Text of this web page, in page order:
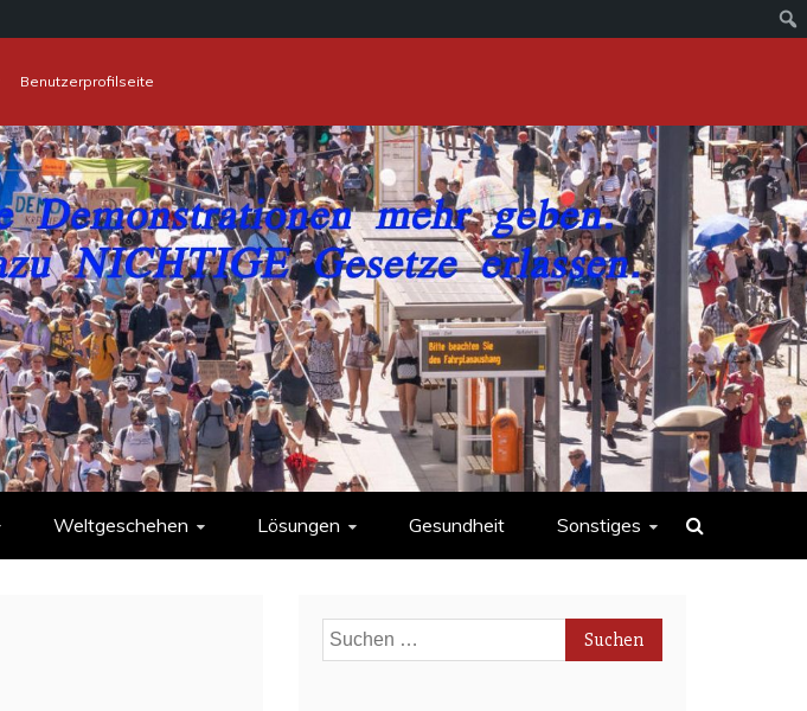
Benutzerprofilseite
Weltgeschehen Lösungen Gesundheit Sonstiges
Suchen
nach: